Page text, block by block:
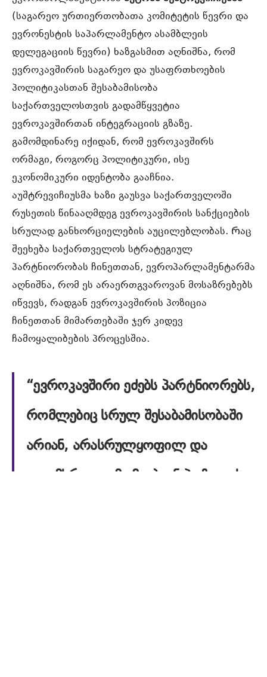
(საგარეო ურთიერთობათა კომიტეტის წევრი და
ევრონესტის საპარლამენტო ასამბლეის
დელეგაციის წევრი) ხაზგასმით აღნიშნა, რომ
ევროკავშირის საგარეო და უსაფრთხოების
პოლიტიკასთან შესაბამისობა
საქართველოსთვის გადამწყვეტია
ევროკავშირთან ინტეგრაციის გზაზე.
გამომდინარე იქიდან, რომ ევროკავშირს
ორმაგი, როგორც პოლიტიკური, ისე
ეკონომიკური იდენტობა გააჩნია.
აუშტრევიჩიუსმა ხაზი გაუსვა საქართველოში
რუსეთის წინააღმდეგ ევროკავშირის სანქციების
სრულად განხორციელების აუცილებლობას. Რაც
შეეხება საქართველოს სტრატეგიულ
პარტნიორობას ჩინეთთან, ევროპარლამენტარმა
აღნიშნა, რომ ეს არაერთგვაროვან მოსაზრებებს
იწვევს, რადგან ევროკავშირის პოზიცია
ჩინეთთან მიმართებაში ჯერ კიდევ
ჩამოყალიბების პროცესშია.
“ევროკავშირი ეძებს პარტნიორებს,
რომლებიც სრულ შესაბამისობაში
არიან, არასრულყოფილ და
ცალმხრივად მომგებიან პოზიციას